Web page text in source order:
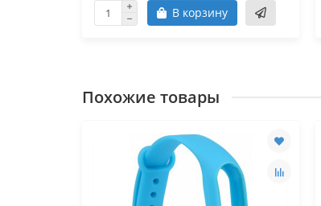
В корзину
Похожие товары